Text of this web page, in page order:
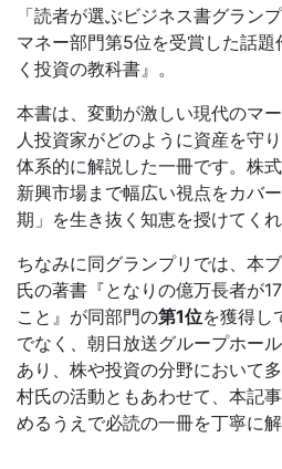
「読者が選ぶビジネス書グラン
マネー部門第5位を受賞した話
く投資の教科書』。
本書は、変動が激しい現代のマ
人投資家がどのように資産を守
体系的に解説した一冊です。株
新興市場まで幅広い視点をカバ
期」を生き抜く知恵を授けてく
ちなみに同グランプリでは、本
氏の著書『となりの億万長者が
こと』が同部門の第1位を獲得し
でなく、朝日放送グループホー
あり、株や投資の分野において
村氏の活動ともあわせて、本記
めるうえで必読の一冊を丁寧に解